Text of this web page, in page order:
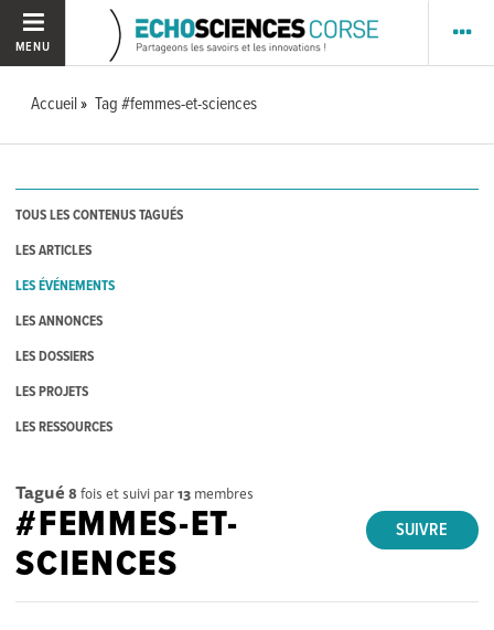
MENU
Accueil Tag #femmes-et-sciences
TOUS LES CONTENUS TAGUÉS
LES ARTICLES
LES ÉVÉNEMENTS
LES ANNONCES
LES DOSSIERS
LES PROJETS
LES RESSOURCES
Tagué 8 fois et suivi par13 membres
SUIVRE
#FEMMES-ET-
SCIENCES